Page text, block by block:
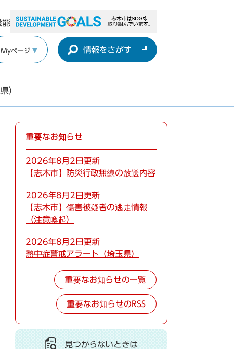
能
Myページ 情報をさがす
）
重要なお知らせ
2026年8月2日更新
【志木市】防災行政無線の放送内容
2026年8月2日更新
【志木市】傷害被疑者の逃走情報
（注意喚起）
2026年8月2日更新
熱中症警戒アラート（埼玉県）
重要なお知らせの一覧
重要なお知らせのRSS
見つからないときは